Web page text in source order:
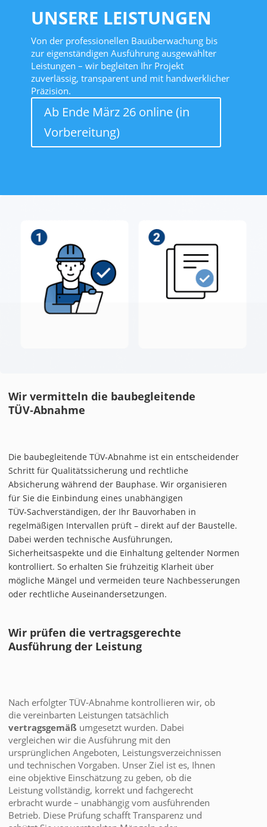
UNSERE LEISTUNGEN
Von der professionellen Bauüberwachung bis
zur eigenständigen Ausführung ausgewählter
Leistungen – wir begleiten Ihr Projekt
zuverlässig, transparent und mit handwerklicher
Präzision.
Ab Ende März 26 online (in
Vorbereitung)
Wir vermitteln die baubegleitende
TÜV‑Abnahme
Die baubegleitende TÜV‑Abnahme ist ein entscheidender
Schritt für Qualitätssicherung und rechtliche
Absicherung während der Bauphase. Wir organisieren
für Sie die Einbindung eines unabhängigen
TÜV‑Sachverständigen, der Ihr Bauvorhaben in
regelmäßigen Intervallen prüft – direkt auf der Baustelle.
Dabei werden technische Ausführungen,
Sicherheitsaspekte und die Einhaltung geltender Normen
kontrolliert. So erhalten Sie frühzeitig Klarheit über
mögliche Mängel und vermeiden teure Nachbesserungen
oder rechtliche Auseinandersetzungen.
Wir prüfen die vertragsgerechte
Ausführung der Leistung
Nach erfolgter TÜV‑Abnahme kontrollieren wir, ob
die vereinbarten Leistungen tatsächlich
vertragsgemäß umgesetzt wurden. Dabei
vergleichen wir die Ausführung mit den
ursprünglichen Angeboten, Leistungsverzeichnissen
und technischen Vorgaben. Unser Ziel ist es, Ihnen
eine objektive Einschätzung zu geben, ob die
Leistung vollständig, korrekt und fachgerecht
erbracht wurde – unabhängig vom ausführenden
Betrieb. Diese Prüfung schafft Transparenz und